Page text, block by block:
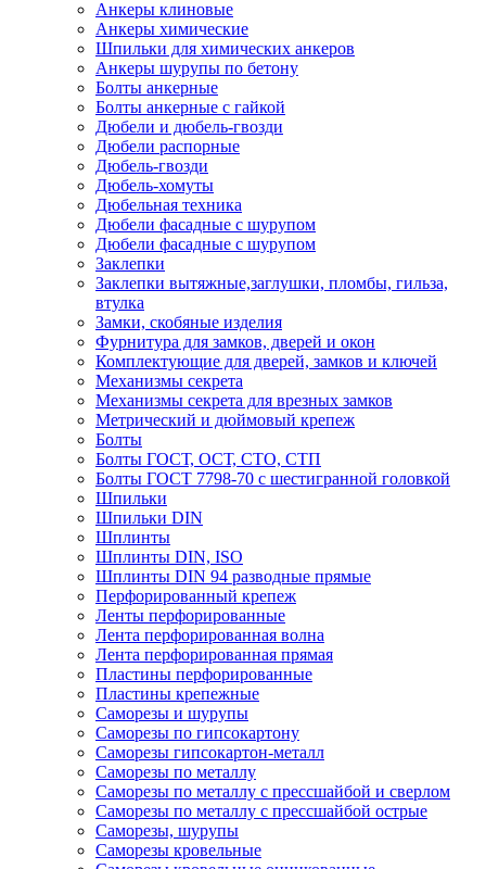
Анкеры клиновые
Анкеры химические
Шпильки для химических анкеров
Анкеры шурупы по бетону
Болты анкерные
Болты анкерные с гайкой
Дюбели и дюбель-гвозди
Дюбели распорные
Дюбель-гвозди
Дюбель-хомуты
Дюбельная техника
Дюбели фасадные с шурупом
Дюбели фасадные с шурупом
Заклепки
Заклепки вытяжные,заглушки, пломбы, гильза,
втулка
Замки, скобяные изделия
Фурнитура для замков, дверей и окон
Комплектующие для дверей, замков и ключей
Механизмы секрета
Механизмы секрета для врезных замков
Метрический и дюймовый крепеж
Болты
Болты ГОСТ, ОСТ, СТО, СТП
Болты ГОСТ 7798-70 с шестигранной головкой
Шпильки
Шпильки DIN
Шплинты
Шплинты DIN, ISO
Шплинты DIN 94 разводные прямые
Перфорированный крепеж
Ленты перфорированные
Лента перфорированная волна
Лента перфорированная прямая
Пластины перфорированные
Пластины крепежные
Саморезы и шурупы
Саморезы по гипсокартону
Саморезы гипсокартон-металл
Саморезы по металлу
Саморезы по металлу с прессшайбой и сверлом
Саморезы по металлу с прессшайбой острые
Саморезы, шурупы
Саморезы кровельные